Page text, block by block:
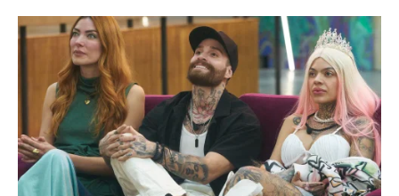
EMISIÓN 11:30 PM